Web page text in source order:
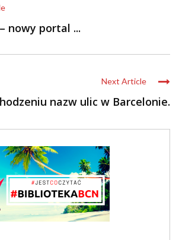
nowy portal ...
Next Article
nazw ulic w Barcelonie.